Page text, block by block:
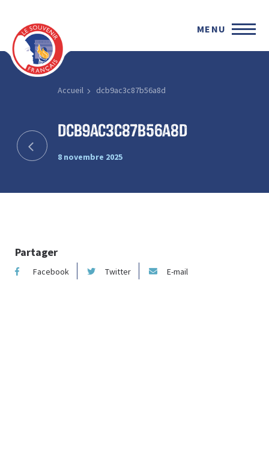
MENU
Accueil dcb9ac3c87b56a8d
dcb9ac3c87b56a8d
8 novembre 2025
Partager
Facebook Twitter E-mail